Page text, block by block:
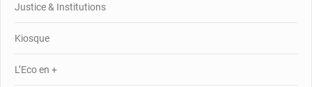
Justice & Institutions
Kiosque
L’Eco en +